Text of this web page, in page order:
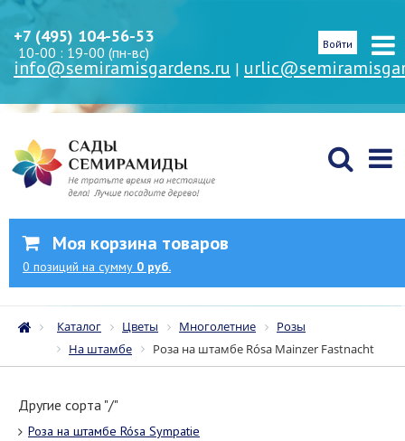
+7 (495) 104-56-53
10-00 : 19-00 (пн-вс)
info@semiramisgardens.ru |
Войти
Моя корзина товаров
0 позиций на сумму 0 руб.
Каталог Цветы Многолетние
Розы
На штамбе
Роза на штамбе Rósa Mainzer Fastnacht
Другие сорта "/"
Роза на штамбе Rósa Sympatie